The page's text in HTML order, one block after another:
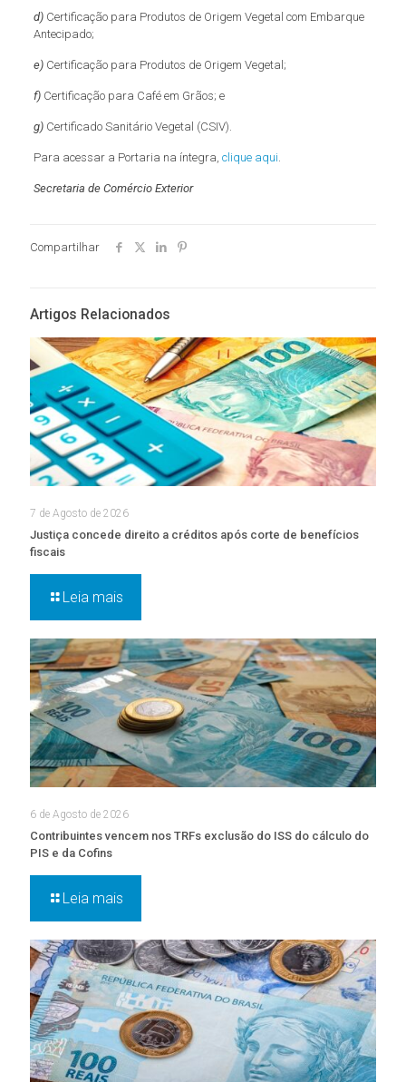
d)Certificação para Produtos de Origem Vegetal com Embarque
Antecipado;
e)Certificação para Produtos de Origem Vegetal;
f)Certificação para Café em Grãos; e
g)Certificado Sanitário Vegetal (CSIV).
Para acessar a Portaria na íntegra, clique aqui
Secretaria de Comércio Exterior
Compartilhar
Artigos Relacionados
7 de Agosto de 2026
Justiça concede direito a créditos após corte de benefícios
fiscais
Leia mais
6 de Agosto de 2026
Contribuintes vencem nos TRFs exclusão do ISS do cálculo do
PIS e da Cofins
Leia mais